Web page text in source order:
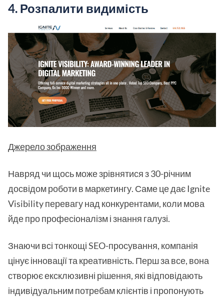
4. Розпалити видимість
Джерело зображення
Навряд чи щось може зрівнятися з 30-річним
досвідом роботи в маркетингу. Саме це дає Ignite
Visibility перевагу над конкурентами, коли мова
йде про професіоналізм і знання галузі.
Знаючи всі тонкощі SEO-просування, компанія
цінує інновації та креативність. Перш за все, вона
створює ексклюзивні рішення, які відповідають
індивідуальним потребам клієнтів і пропонують